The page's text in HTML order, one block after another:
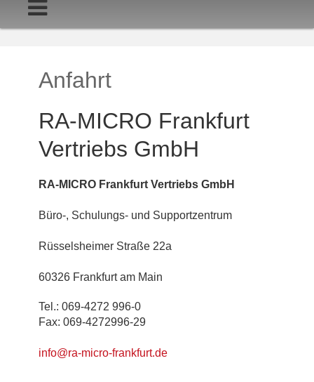
Anfahrt
RA-MICRO Frankfurt
Vertriebs GmbH
RA-MICRO Frankfurt Vertriebs GmbH
Büro-, Schulungs- und Supportzentrum
Rüsselsheimer Straße 22a
60326 Frankfurt am Main
Tel.: 069-4272 996-0
Fax: 069-4272996-29
info@ra-micro-frankfurt.de